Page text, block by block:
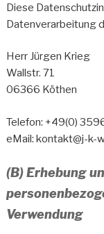
Diese
Datenverarbeitung
Herr Jürgen Krieg
Wallstr. 71
06366 Köthen
Telefon: +49(0)
eMail: kontakt@j-k-
(B) Erhebung
Verwendung